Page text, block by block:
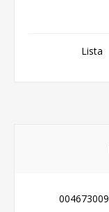
Lista
004673009